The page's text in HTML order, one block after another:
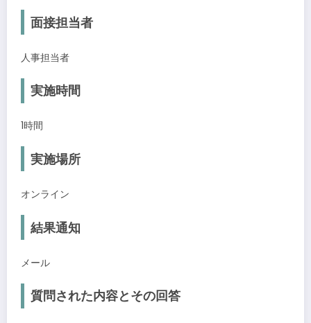
面接担当者
人事担当者
実施時間
1時間
実施場所
オンライン
結果通知
メール
質問された内容とその回答